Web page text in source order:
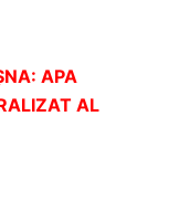
APA
AL